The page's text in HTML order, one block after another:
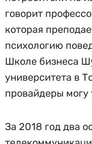
говорит
которая
психологию
Школе бизнеса
университета в
провайдеры могу
За 2018 год два